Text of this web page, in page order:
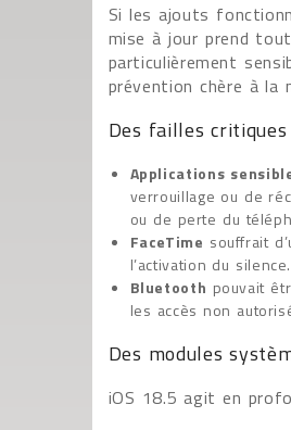
Si les ajouts
mise à jour prend
particulièrement
prévention chère à la
Des failles
Applications
verrouillage ou de
ou de perte du
FaceTime souffrait
l’activation du
Bluetooth pouvait
les accès non
Des modules
iOS 18.5 agit en